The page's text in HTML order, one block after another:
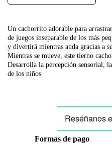
Un cachorrito adorable para
de juegos inseparable de los más
y divertirá mientras anda gracias a
Mientras se mueve, este tierno
Desarrolla la percepción sensorial,
de los niños
Formas de pago